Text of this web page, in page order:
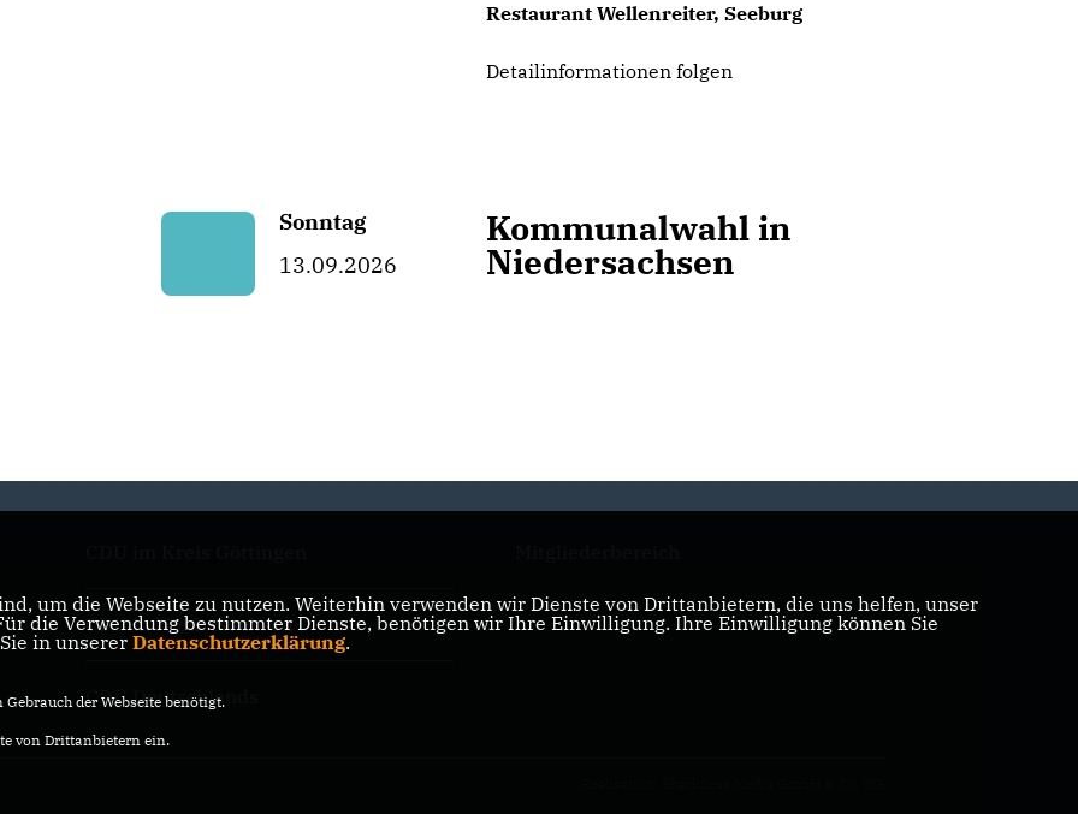
Restaurant Wellenreiter, Seeburg
Detailinformationen folgen
Sonntag
13.09.2026
Kommunalwahl in
Niedersachsen
CDU in Niedersachsen
CDU Deutschlands
um die Webseite zu nutzen. Weiterhin verwenden wir Dienste von Drittanbietern, die uns helfen, unser
die Verwendung bestimmter Dienste, benötigen wir Ihre Einwilligung. Ihre Einwilligung können Sie
in unserer Datenschutzerklärung.
der Webseite benötigt.
von Drittanbietern ein.